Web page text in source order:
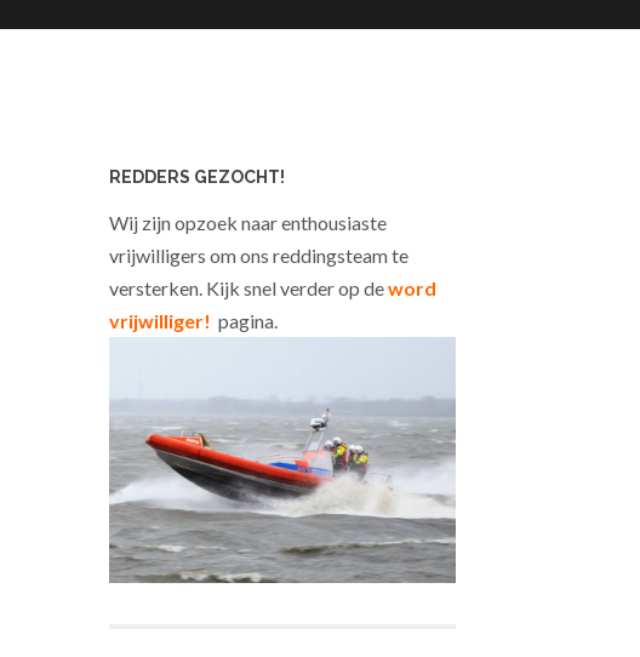
REDDERS GEZOCHT!
Wij zijn opzoek naar enthousiaste
vrijwilligers om ons reddingsteam te
versterken. Kijk snel verder op deword
vrijwilliger! pagina.